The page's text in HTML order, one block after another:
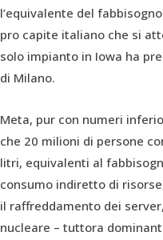
l’equivalente del
pro capite italiano che si
solo impianto in Iowa ha
di Milano.
Meta, pur con numeri
che 20 milioni di persone
litri, equivalenti al
consumo indiretto di
il raffreddamento dei
nucleare – tuttora